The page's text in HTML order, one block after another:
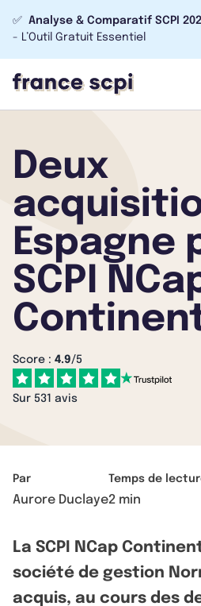
✅ Analyse & Comparatif SCPI
- L’Outil Gratuit Essentiel
Deux
Espagne
SCPI
Score : 4.9/5
Sur 531 avis
Par
Aurore Duclaye
Temps de
2 min
La SCPI NCap
société de gestion
acquis, au cours des